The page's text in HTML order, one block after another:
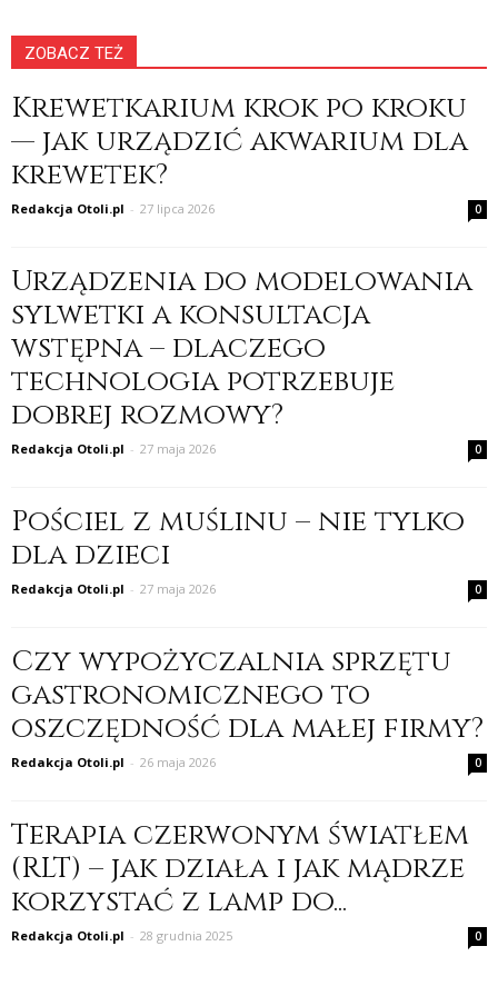
ZOBACZ TEŻ
Krewetkarium krok po kroku
— jak urządzić akwarium dla
krewetek?
Redakcja Otoli.pl - 27 lipca 2026 0
Urządzenia do modelowania
sylwetki a konsultacja
wstępna – dlaczego
technologia potrzebuje
dobrej rozmowy?
Redakcja Otoli.pl - 27 maja 2026 0
Pościel z muślinu – nie tylko
dla dzieci
Redakcja Otoli.pl - 27 maja 2026 0
Czy wypożyczalnia sprzętu
gastronomicznego to
oszczędność dla małej firmy?
Redakcja Otoli.pl - 26 maja 2026 0
Terapia czerwonym światłem
(RLT) – jak działa i jak mądrze
korzystać z lamp do...
Redakcja Otoli.pl - 28 grudnia 2025 0